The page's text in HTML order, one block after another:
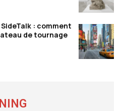
SideTalk : comment
de tournage